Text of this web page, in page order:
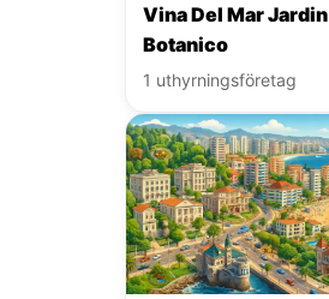
Vina Del Mar Jardin
Botanico
1 uthyrningsföretag